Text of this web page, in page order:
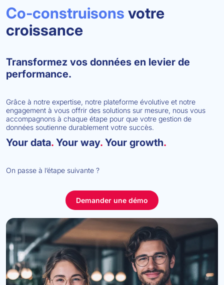
Co-construisons votre
croissance
Transformez vos données en levier de
performance.
Grâce à notre expertise, notre plateforme évolutive et notre
engagement à vous offrir des solutions sur mesure, nous vous
accompagnons à chaque étape pour que votre gestion de
données soutienne durablement votre succès.
Your data. Your way. Your growth.
On passe à l’étape suivante ?
Demander une démo